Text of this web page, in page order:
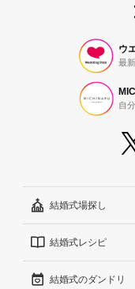
ウ
最
自
結婚式場探し
エリアから探す
こだわりから探す
結婚式レシピ
結婚式準備レポート
結婚式のダンドリ